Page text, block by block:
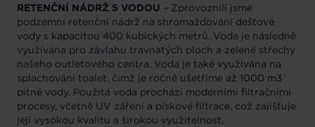
RETENČNÍ NÁDRŽ S VODOU – Zprovoznili jsme
podzemní retenční nádrž na shromažďování dešťové
vody s kapacitou 400 kubických metrů. Voda je následně
využívána pro závlahu travnatých ploch a zelené střechy
našeho outletového centra. Voda je také využívána na
splachování toalet, čímž je ročně ušetříme až 1000 m3
pitné vody. Použitá voda prochází moderními filtračními
procesy, včetně UV záření a pískové filtrace, což zajišťuje
její vysokou kvalitu a širokou využitelnost.